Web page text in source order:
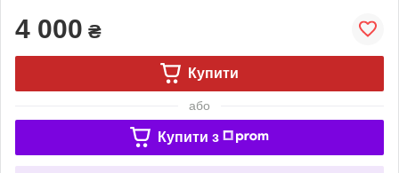
4 000 ₴
Купити
або
Купити з